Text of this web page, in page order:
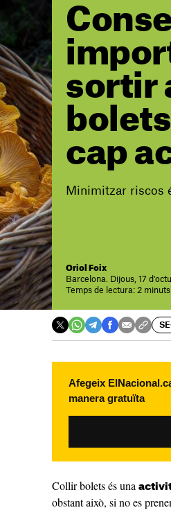
sortir
cap
Minimitzar riscos
Oriol Foix
Barcelona. Dijous, 17
Temps de lectura: 2 minuts
Afegeix
manera gratuïta
Collir bolets és una
obstant això, si no es